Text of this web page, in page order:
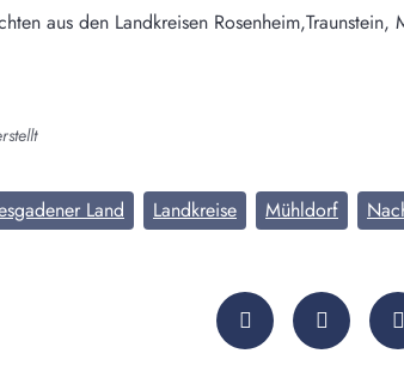
aus den Landkreisen
Land Landkreise Mühldorf